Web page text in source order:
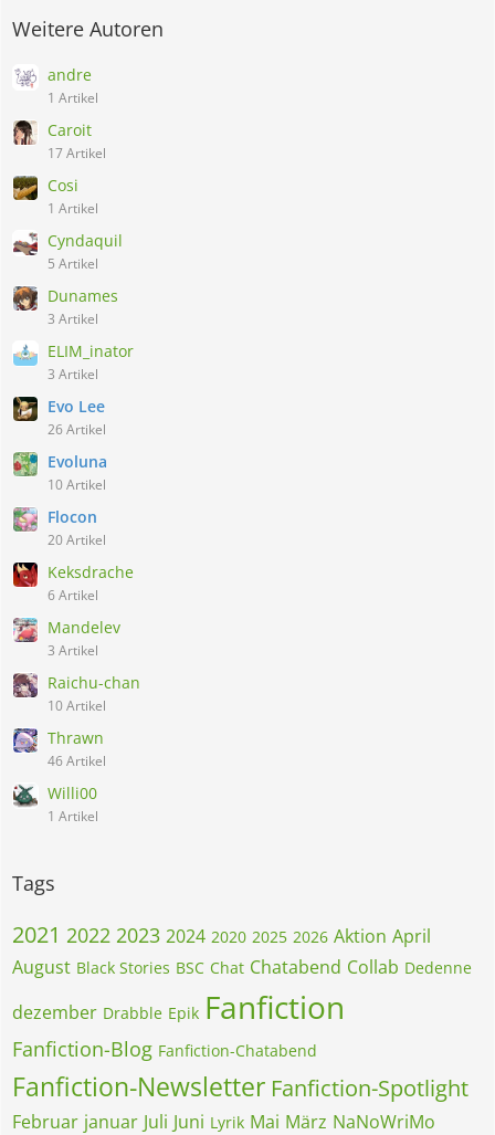
Weitere Autoren
andre
1 Artikel
Caroit
17 Artikel
Cosi
1 Artikel
Cyndaquil
5 Artikel
Dunames
3 Artikel
ELIM_inator
3 Artikel
Evo Lee
26 Artikel
Evoluna
10 Artikel
Flocon
20 Artikel
Keksdrache
6 Artikel
Mandelev
3 Artikel
Raichu-chan
10 Artikel
Thrawn
46 Artikel
Willi00
1 Artikel
Tags
2021 2022 2023 2024 2020 2025 2026 Aktion April
August Black Stories BSC Chat Chatabend Collab Dedenne
dezember Drabble Epik Fanfiction
Fanfiction-Blog Fanfiction-Chatabend
Fanfiction-Newsletter Fanfiction-Spotlight
Februar januar Juli Juni Lyrik Mai März NaNoWriMo